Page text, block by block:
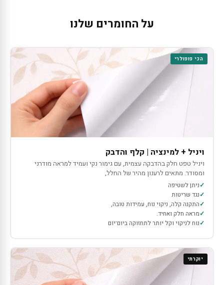
על החומרים שלנו
הכי פופולרי
ויניל + למינציה | קלף והדבק
ויניל טפט חלק בהדבקה עצמית, עם גימור נקי ועמיד למראה מודרני
ומסודר. מתאים לרענון מהיר של החלל,
ניתן לשטיפה
נגד שריטות
התקנה קלה, ניקוי נוח, עמידות טובה,
מראה חלק ואחיד.
נוח לניקוי וקל יותר לתחזוקה ביום־יום
יוקרתי